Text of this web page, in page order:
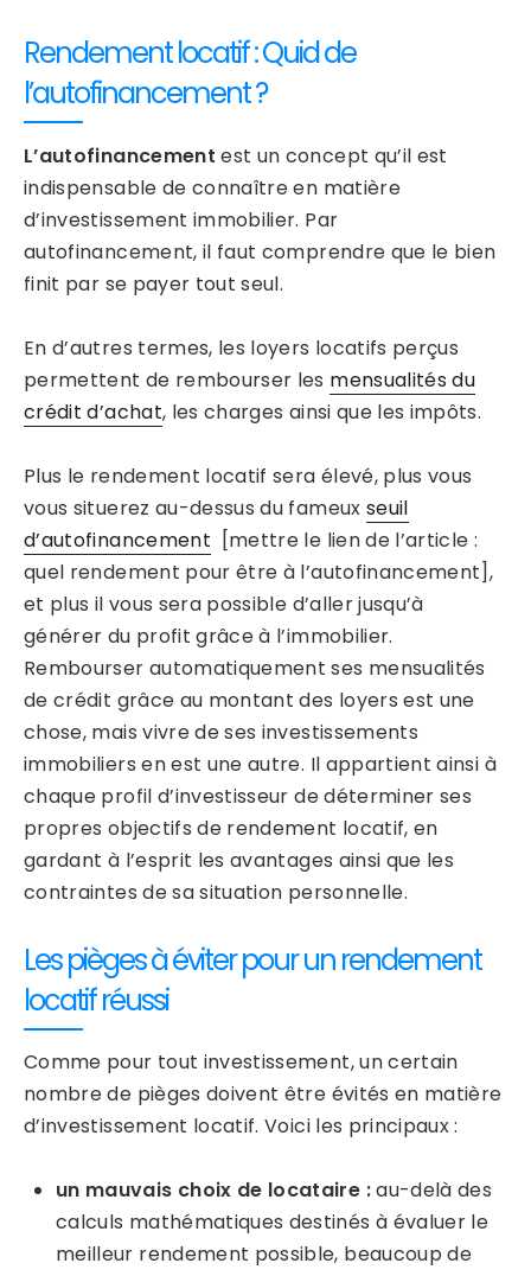
Rendement locatif : Quid de
l’autofinancement ?
L’autofinancement est un concept qu’il est
indispensable de connaître en matière
d’investissement immobilier. Par
autofinancement, il faut comprendre que le bien
finit par se payer tout seul.
En d’autres termes, les loyers locatifs perçus
permettent de rembourser les mensualités du
crédit d’achat, les charges ainsi que les impôts.
Plus le rendement locatif sera élevé, plus vous
vous situerez au-dessus du fameux seuil
d’autofinancement [mettre le lien de l’article :
quel rendement pour être à l’autofinancement],
et plus il vous sera possible d’aller jusqu’à
générer du profit grâce à l’immobilier.
Rembourser automatiquement ses mensualités
de crédit grâce au montant des loyers est une
chose, mais vivre de ses investissements
immobiliers en est une autre. Il appartient ainsi à
chaque profil d’investisseur de déterminer ses
propres objectifs de rendement locatif, en
gardant à l’esprit les avantages ainsi que les
contraintes de sa situation personnelle.
Les pièges à éviter pour un rendement
locatif réussi
Comme pour tout investissement, un certain
nombre de pièges doivent être évités en matière
d’investissement locatif. Voici les principaux :
un mauvais choix de locataire :au-delà des
calculs mathématiques destinés à évaluer le
meilleur rendement possible, beaucoup de